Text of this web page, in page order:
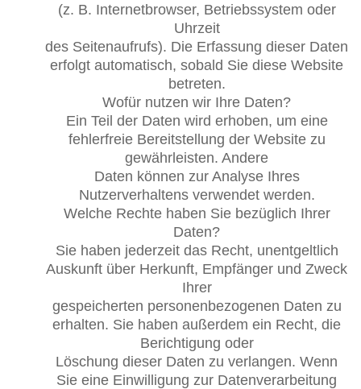
(z. B. Internetbrowser, Betriebssystem oder
Uhrzeit
des Seitenaufrufs). Die Erfassung dieser Daten
erfolgt automatisch, sobald Sie diese Website
betreten.
Wofür nutzen wir Ihre Daten?
Ein Teil der Daten wird erhoben, um eine
fehlerfreie Bereitstellung der Website zu
gewährleisten. Andere
Daten können zur Analyse Ihres
Nutzerverhaltens verwendet werden.
Welche Rechte haben Sie bezüglich Ihrer
Daten?
Sie haben jederzeit das Recht, unentgeltlich
Auskunft über Herkunft, Empfänger und Zweck
Ihrer
gespeicherten personenbezogenen Daten zu
erhalten. Sie haben außerdem ein Recht, die
Berichtigung oder
Löschung dieser Daten zu verlangen. Wenn
Sie eine Einwilligung zur Datenverarbeitung